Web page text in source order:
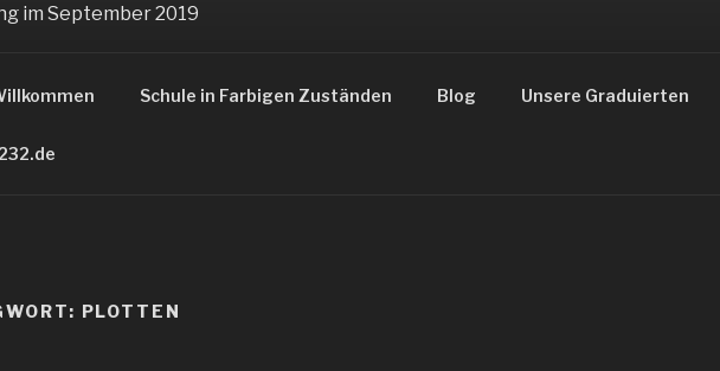
ZUSTÄNDE
Schule in Farbigen Zuständen Blog Unsere Graduierten
PLOTTEN